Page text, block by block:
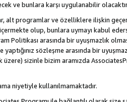
ve bunlara karşı uygulanabilir
alt programlar ve özelliklere ilişkin
olup, bunlara uymayı kabul
Politikası arasında bir uyuşmazlık
sözleşme arasında bir
üzere) sizinle bizim aramızda
niyetiyle kullanılmamaktadır.